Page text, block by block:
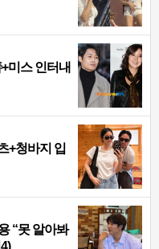
미스 인터내
+청바지 입
“못 알아봐